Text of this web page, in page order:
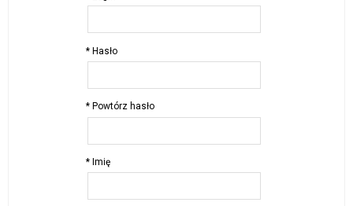
* Hasło
* Powtórz hasło
* Imię